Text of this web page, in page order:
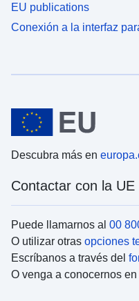
EU publications
Conexión a la interfaz
Descubra más en
Contactar con la UE
Puede llamarnos al 00
O utilizar otras opciones
Escríbanos a través del
O venga a conocernos